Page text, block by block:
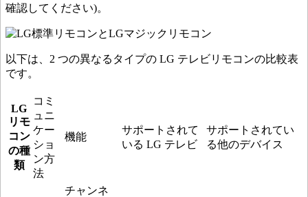
確認してください)。
以下は、2 つの異なるタイプの LG テレビリモコンの比較表
です。
LG
リモ
コン
の種
類
コミ
ュニ
ケー
ショ
ン方
法
機能
サポートされて
いる LG テレビ
サポートされてい
る他のデバイス
チャンネ